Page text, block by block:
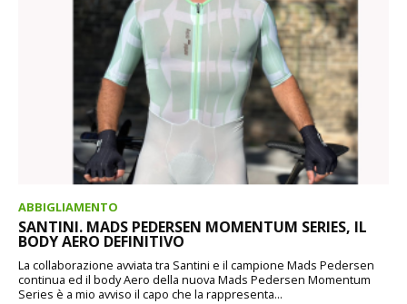
ABBIGLIAMENTO
SANTINI. MADS PEDERSEN MOMENTUM SERIES, IL
BODY AERO DEFINITIVO
La collaborazione avviata tra Santini e il campione Mads Pedersen
continua ed il body Aero della nuova Mads Pedersen Momentum
Series è a mio avviso il capo che la rappresenta...